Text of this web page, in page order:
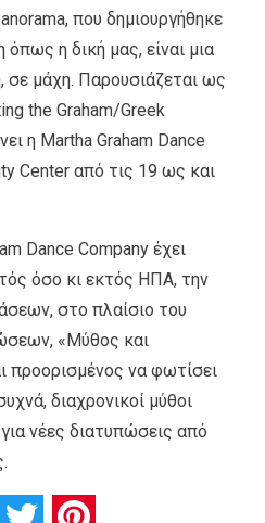
που δημιουργήθηκε
η δική μας, είναι μια
μάχη. Παρουσιάζεται ως
the Graham/Greek
η Martha Graham Dance
Center από τις 19 ως και
Dance Company έχει
όσο κι εκτός ΗΠΑ, την
στο πλαίσιο του
«Μύθος και
προορισμένος να φωτίσει
διαχρονικοί μύθοι
νέες διατυπώσεις από
FacebookTwitter